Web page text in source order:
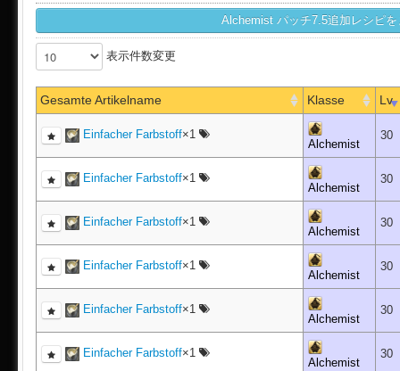
Alchemist パッチ7.5追加レシピ
表示件数変更
Gesamte Artikelname Klasse Lv
Einfacher Farbstoff×1
Alchemist
30
Einfacher Farbstoff×1
Alchemist
30
Einfacher Farbstoff×1
Alchemist
30
Einfacher Farbstoff×1
Alchemist
30
Einfacher Farbstoff×1
Alchemist
30
Einfacher Farbstoff×1
Alchemist
30